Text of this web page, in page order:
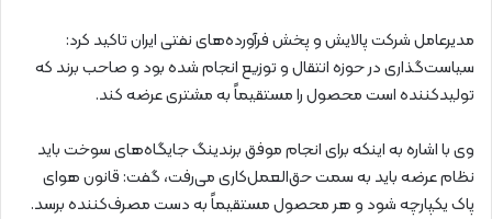
مدیرعامل شرکت پالایش و پخش فرآورده‌های نفتی ایران تاکید کرد:
سیاست‌گذاری در حوزه انتقال و توزیع انجام شده بود و صاحب برند که
تولیدکننده است محصول را مستقیماً به مشتری عرضه کند.
وی با اشاره به اینکه برای انجام موفق برندینگ جایگاه‌های سوخت باید
نظام عرضه باید به سمت حق‌العمل‌کاری می‌رفت، گفت: قانون هوای
پاک یکپارچه شود و هر محصول مستقیماً به دست مصرف‌کننده برسد.